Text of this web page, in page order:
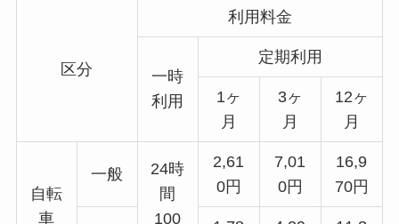
区分
利用料金
一時
利用
定期利用
1ヶ
月
3ヶ
月
12ヶ
月
自転
車
一般
24時
間
100
2,61
0円
7,01
0円
16,9
70円